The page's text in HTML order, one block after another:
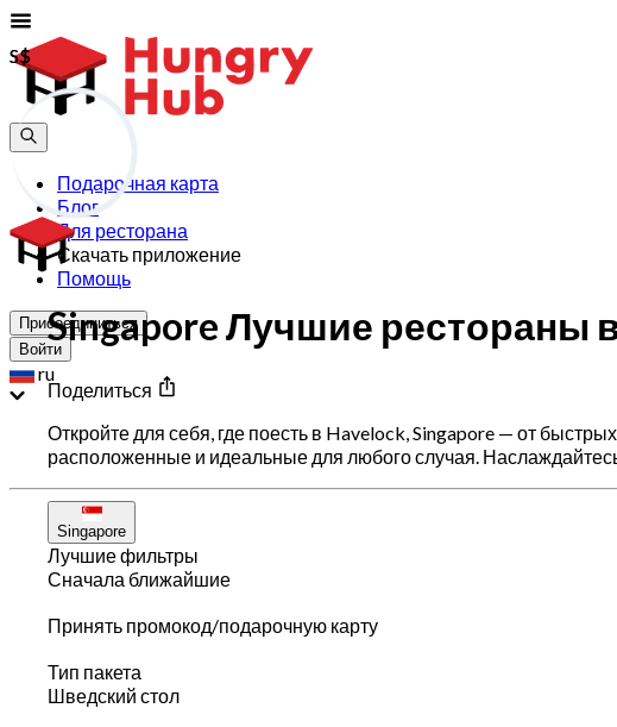
Подарочная карта
Блог
Для ресторана
Скачать приложение
Помощь
Присоединиться
Войти
ru
Singapore Лучшие рестораны
Поделиться
Откройте для себя, где поесть в Havelock, Singapore — от
расположенные и идеальные для любого случая.
Singapore
Лучшие фильтры
Сначала ближайшие
Принять промокод/подарочную карту
Тип пакета
Шведский стол
S$
S$